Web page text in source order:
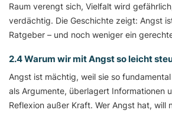
Raum verengt sich, Vielfalt wird
verdächtig. Die Geschichte zeigt: Angst
Ratgeber – und noch weniger ein
2.4 Warum wir mit Angst so leicht
Angst ist mächtig, weil sie so
als Argumente, überlagert Informationen
Reflexion außer Kraft. Wer Angst hat, will